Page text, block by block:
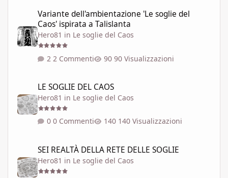
Variante dell'ambientazione 'Le soglie del
Caos' ispirata a Talislanta
Hero81 in Le soglie del Caos
2 Commenti 90 Visualizzazioni
LE SOGLIE DEL CAOS
Hero81 in Le soglie del Caos
0 Commenti 140 Visualizzazioni
SEI REALTÀ DELLA RETE DELLE SOGLIE
Hero81 in Le soglie del Caos